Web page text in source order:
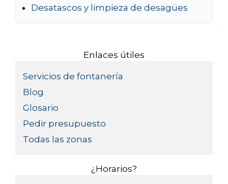
Desatascos y limpieza de desagües
Enlaces útiles
Servicios de fontanería
Blog
Glosario
Pedir presupuesto
Todas las zonas
¿Horarios?